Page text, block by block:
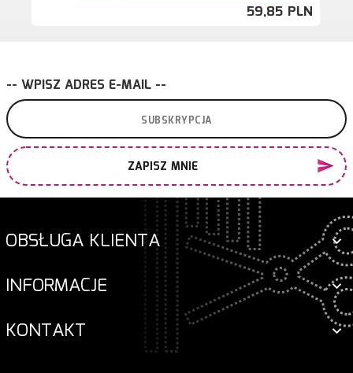
59,85 PLN
-- WPISZ ADRES E-MAIL --
ZAPISZ MNIE
OBSŁUGA KLIENTA
INFORMACJE
KONTAKT